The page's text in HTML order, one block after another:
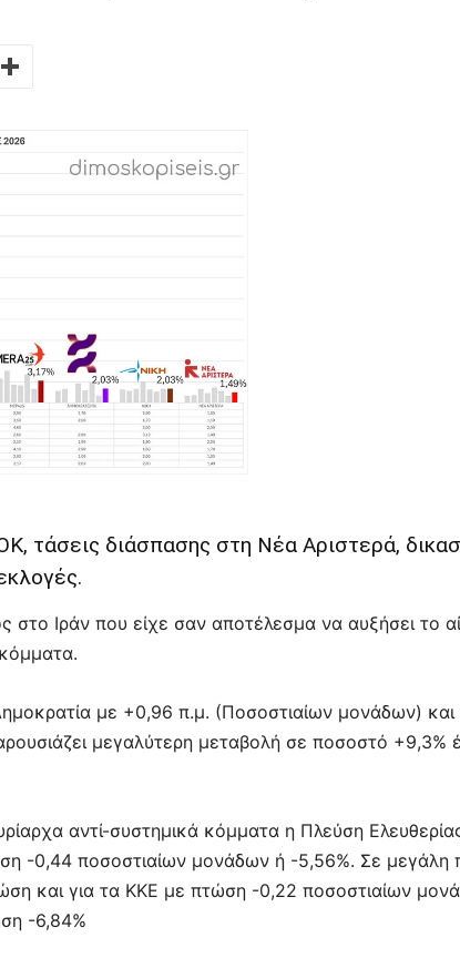
τάσεις διάσπασης στη Νέα Αριστερά,
Ιράν που είχε σαν αποτέλεσμα να αυξήσει το
με +0,96 π.μ. (Ποσοστιαίων μονάδων)
μεγαλύτερη μεταβολή σε ποσοστό +9,3%
αντί-συστημικά κόμματα η Πλεύση
-0,44 ποσοστιαίων μονάδων ή -5,56%. Σε μεγάλη
και για τα ΚΚΕ με πτώση -0,22 ποσοστιαίων
-6,84%